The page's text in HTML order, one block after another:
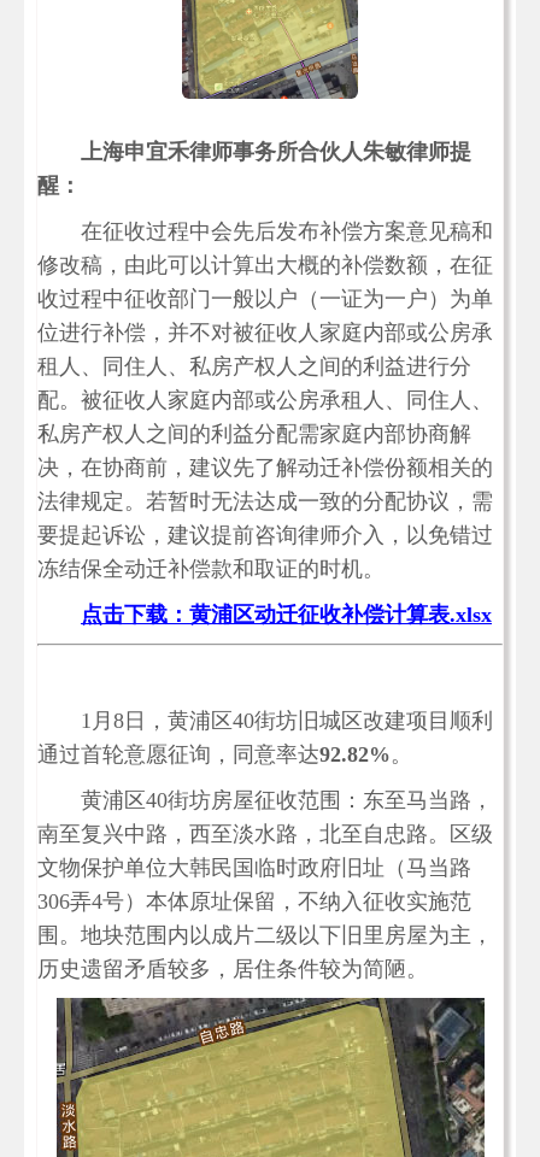
上海申宜禾律师事务所合伙人朱敏律师提
醒：
在征收过程中会先后发布补偿方案意见稿和
修改稿，由此可以计算出大概的补偿数额，在征
收过程中征收部门一般以户（一证为一户）为单
位进行补偿，并不对被征收人家庭内部或公房承
租人、同住人、私房产权人之间的利益进行分
配。被征收人家庭内部或公房承租人、同住人、
私房产权人之间的利益分配需家庭内部协商解
决，在协商前，建议先了解动迁补偿份额相关的
法律规定。若暂时无法达成一致的分配协议，需
要提起诉讼，建议提前咨询律师介入，以免错过
冻结保全动迁补偿款和取证的时机。
点击下载：黄浦区动迁征收补偿计算表.xlsx
1月8日，黄浦区40街坊旧城区改建项目顺利
通过首轮意愿征询，同意率达92.82%。
黄浦区40街坊房屋征收范围：东至马当路，
南至复兴中路，西至淡水路，北至自忠路。区级
文物保护单位大韩民国临时政府旧址（马当路
306弄4号）本体原址保留，不纳入征收实施范
围。地块范围内以成片二级以下旧里房屋为主，
历史遗留矛盾较多，居住条件较为简陋。